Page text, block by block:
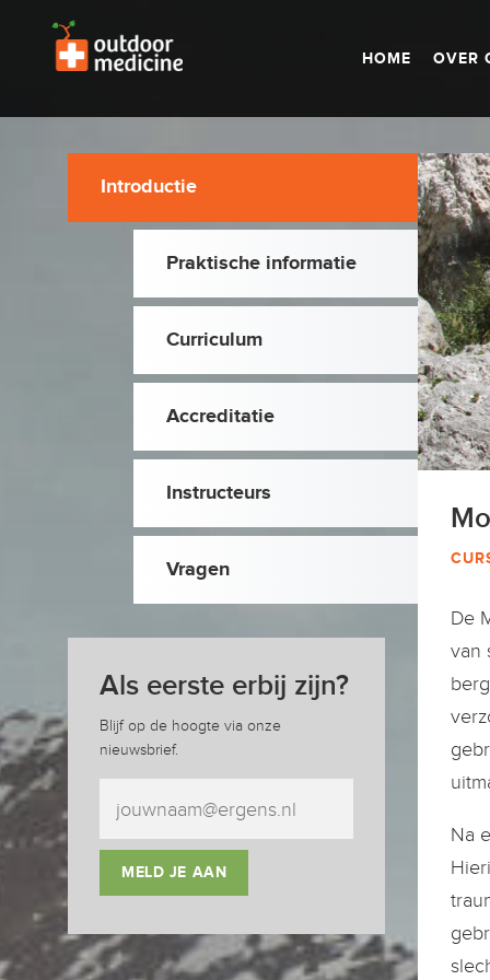
HOME OVER
Introductie
Praktische informatie
Curriculum
Accreditatie
Instructeurs
Vragen
Als eerste erbij zijn?
Blijf op de hoogte via onze
nieuwsbrief.
MELD JE AAN
De
van
Na